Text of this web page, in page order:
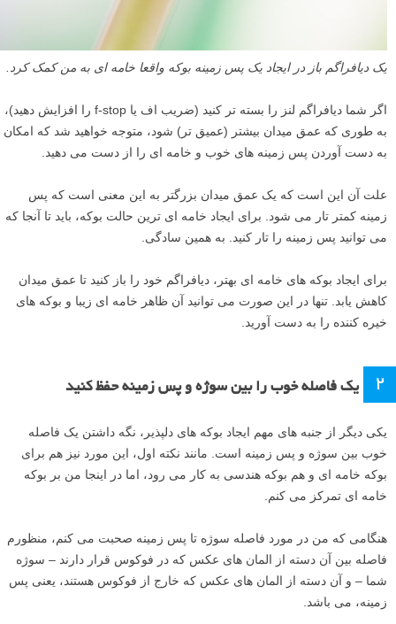
یک دیافراگم باز در ایجاد یک پس زمینه بوکه واقعا خامه ای به من کمک کرد.
اگر شما دیافراگم لنز را بسته تر کنید (ضریب اف یا f-stop را افزایش دهید)،
به طوری که عمق میدان بیشتر (عمیق تر) شود، متوجه خواهید شد که امکان
به دست آوردن پس زمینه های خوب و خامه ای را از دست می دهید.
علت آن این است که یک عمق میدان بزرگتر به این معنی است که پس
زمینه کمتر تار می شود. برای ایجاد خامه ای ترین حالت بوکه، باید تا آنجا که
می توانید پس زمینه را تار کنید. به همین سادگی.
برای ایجاد بوکه های خامه ای بهتر، دیافراگم خود را باز کنید تا عمق میدان
کاهش یابد. تنها در این صورت می توانید آن ظاهر خامه ای زیبا و بوکه های
خیره کننده را به دست آورید.
۲ یک فاصله خوب را بین سوژه و پس زمینه حفظ کنید
یکی دیگر از جنبه های مهم ایجاد بوکه های دلپذیر، نگه داشتن یک فاصله
خوب بین سوژه و پس زمینه است. مانند نکته اول، این مورد نیز هم برای
بوکه خامه ای و هم بوکه هندسی به کار می رود، اما در اینجا من بر بوکه
خامه ای تمرکز می کنم.
هنگامی که من در مورد فاصله سوژه تا پس زمینه صحبت می کنم، منظورم
فاصله بین آن دسته از المان های عکس که در فوکوس قرار دارند – سوژه
شما – و آن دسته از المان های عکس که خارج از فوکوس هستند، یعنی پس
زمینه، می باشد.